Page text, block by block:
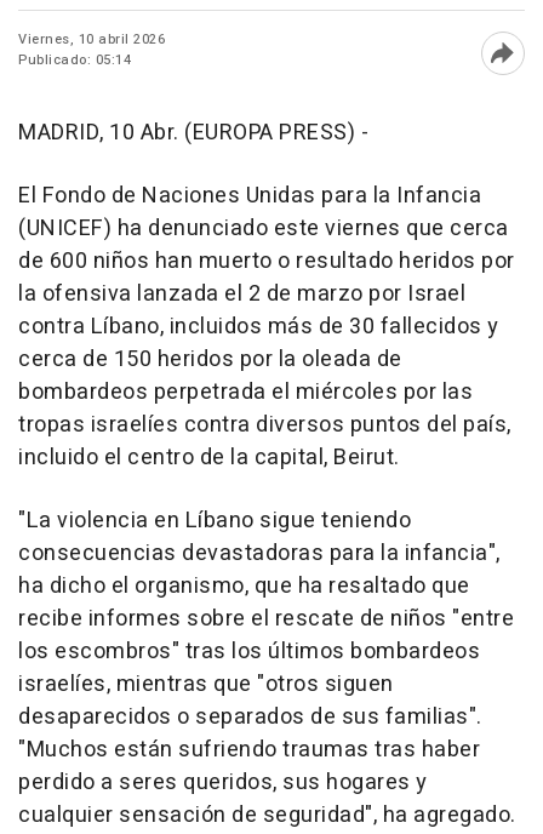
Viernes, 10 abril 2026
Publicado: 05:14
MADRID, 10 Abr. (EUROPA PRESS) -
El Fondo de Naciones Unidas para la Infancia
(UNICEF) ha denunciado este viernes que cerca
de 600 niños han muerto o resultado heridos por
la ofensiva lanzada el 2 de marzo por Israel
contra Líbano, incluidos más de 30 fallecidos y
cerca de 150 heridos por la oleada de
bombardeos perpetrada el miércoles por las
tropas israelíes contra diversos puntos del país,
incluido el centro de la capital, Beirut.
"La violencia en Líbano sigue teniendo
consecuencias devastadoras para la infancia",
ha dicho el organismo, que ha resaltado que
recibe informes sobre el rescate de niños "entre
los escombros" tras los últimos bombardeos
israelíes, mientras que "otros siguen
desaparecidos o separados de sus familias".
"Muchos están sufriendo traumas tras haber
perdido a seres queridos, sus hogares y
cualquier sensación de seguridad", ha agregado.